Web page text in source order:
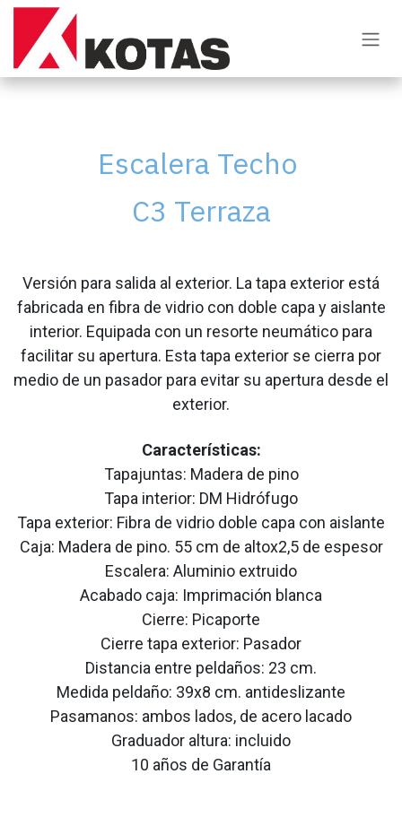
Ir al contenido
Escalera Techo
C3 Terraza
​Versión para salida al exterior. La tapa exterior está
fabricada en fibra de vidrio con doble capa y aislante
interior. Equipada con un resorte neumático para
facilitar su apertura. Esta tapa exterior se cierra por
medio de un pasador para evitar su apertura desde el
exterior.
Características:
Tapajuntas: Madera de pino
Tapa interior: DM Hidrófugo
Tapa exterior: Fibra de vidrio doble capa con aislante
Caja: Madera de pino. 55 cm de altox2,5 de espesor
Escalera: Aluminio extruido
Acabado caja: Imprimación blanca
Cierre: Picaporte
Cierre tapa exterior: Pasador
Distancia entre peldaños: 23 cm.
Medida peldaño: 39x8 cm. antideslizante
Pasamanos: ambos lados, de acero lacado
Graduador altura: incluido​
10 años de Garantía